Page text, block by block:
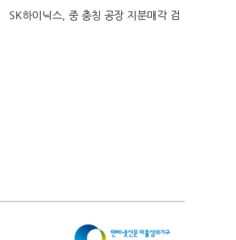
친청계 "신천지 오...
SK하이닉스, 중 충칭 공장 지분매각 검